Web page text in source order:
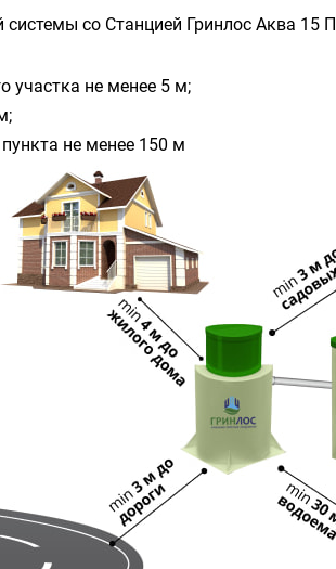
со Станцией Гринлос Аква
участка не менее 5 м;
не менее 150 м